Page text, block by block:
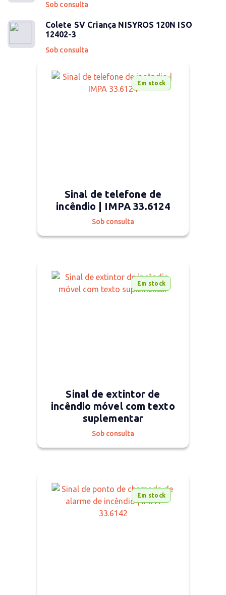
Sob consulta
Colete SV Criança NISYROS 120N ISO
12402-3
Sob consulta
Em stock
Sinal de telefone de
incêndio | IMPA 33.6124
Sob consulta
Em stock
Sinal de extintor de
incêndio móvel com texto
suplementar
Sob consulta
Em stock